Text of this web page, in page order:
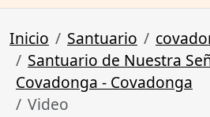
Inicio Santuario
Santuario de Nuestra
Covadonga - Covadonga
Video